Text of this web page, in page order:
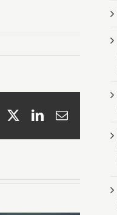
FacebookLinkedIn
Email